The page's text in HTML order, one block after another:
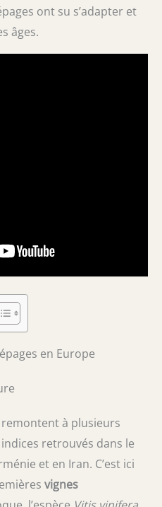
ont su s’adapter et
âges.
en Europe
à plusieurs
retrouvés dans le
et en Iran. C’est ici
vignes